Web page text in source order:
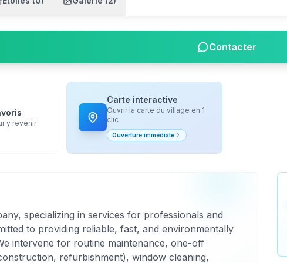
Contacter
y revenir
Carte interactive
Ouvrir la carte du village en 1
clic
Ouverture immédiate
specializing in services for professionals and
to providing reliable, fast, and environmentally
intervene for routine maintenance, one-off
refurbishment), window cleaning,